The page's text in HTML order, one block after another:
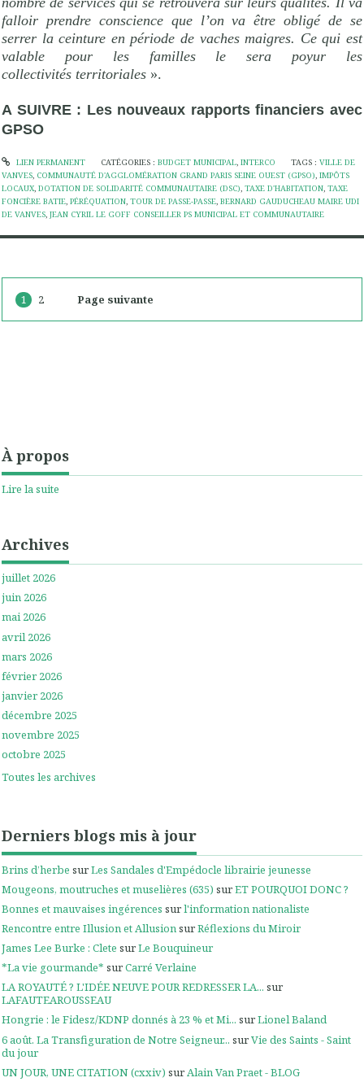
falloir prendre conscience que l’on va être obligé de se
serrer la ceinture en période de vaches maigres. Ce qui est
valable pour les familles le sera poyur les
collectivités territoriales ».
A SUIVRE : Les nouveaux rapports financiers avec
GPSO
LIEN PERMANENT CATÉGORIES : BUDGET MUNICIPAL, INTERCO TAGS :VILLE DE
VANVES, COMMUNAUTÉ D'AGGLOMÉRATION GRAND PARIS SEINE OUEST (GPSO), IMPÔTS
LOCAUX, DOTATION DE SOLIDARITÉ COMMUNAUTAIRE (DSC), TAXE D'HABITATION, TAXE
FONCIÈRE BATIE, PÉRÉQUATION, TOUR DE PASSE-PASSE, BERNARD GAUDUCHEAU MAIRE UDI
DE VANVES, JEAN CYRIL LE GOFF CONSEILLER PS MUNICIPAL ET COMMUNAUTAIRE
1 2 Page suivante
À propos
Lire la suite
Archives
juillet 2026
juin 2026
mai 2026
avril 2026
mars 2026
février 2026
janvier 2026
décembre 2025
novembre 2025
octobre 2025
Toutes les archives
Derniers blogs mis à jour
Brins d’herbe surLes Sandales d'Empédocle librairie jeunesse
Mougeons, moutruches et muselières (635) surET POURQUOI DONC ?
Bonnes et mauvaises ingérences surl'information nationaliste
Rencontre entre Illusion et AllusionsurRéflexions du Miroir
James Lee Burke : Clete surLe Bouquineur
*La vie gourmande* surCarré Verlaine
LA ROYAUTÉ ? L'IDÉE NEUVE POUR REDRESSER LA... sur
LAFAUTEAROUSSEAU
Hongrie : le Fidesz/KDNP donnés à 23 % et Mi... surLionel Baland
6 août. La Transfiguration de Notre Seigneur... surVie des Saints - Saint
du jour
UN JOUR, UNE CITATION (cxxiv) surAlain Van Praet - BLOG